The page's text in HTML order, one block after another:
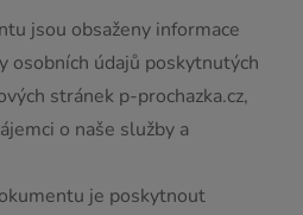
jsou obsaženy informace
osobních údajů poskytnutých
stránek p-prochazka.cz,
o naše služby a
je poskytnout